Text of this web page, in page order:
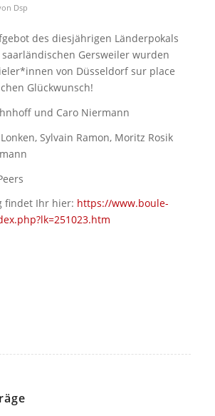
Dsp
des diesjährigen Länderpokals
Gersweiler wurden
von Düsseldorf sur place
Glückwunsch!
und Caro Niermann
Sylvain Ramon, Moritz Rosik
findet Ihr hier: https://www.boule-